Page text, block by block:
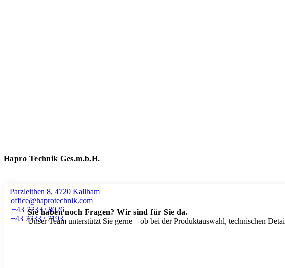
Hapro Technik Ges.m.b.H.
Parzleithen 8, 4720 Kallham
office@haprotechnik.com
+43 7733 / 8026
+43 7733 / 7193
Sie haben noch Fragen? Wir sind für Sie da.
Unser Team unterstützt Sie gerne – ob bei der Produktauswahl, technischen